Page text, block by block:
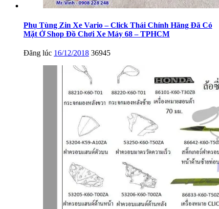
Phụ Tùng Zin Xe Vario – Click Thái Chính Hãng Đã Có
Mặt Ở Shop Đồ Chơi Xe Máy 68 – TPHCM
Đăng lúc 16/12/2018 36945